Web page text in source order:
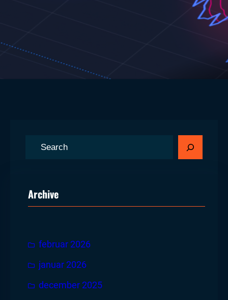
Archive
februar 2026
januar 2026
december 2025